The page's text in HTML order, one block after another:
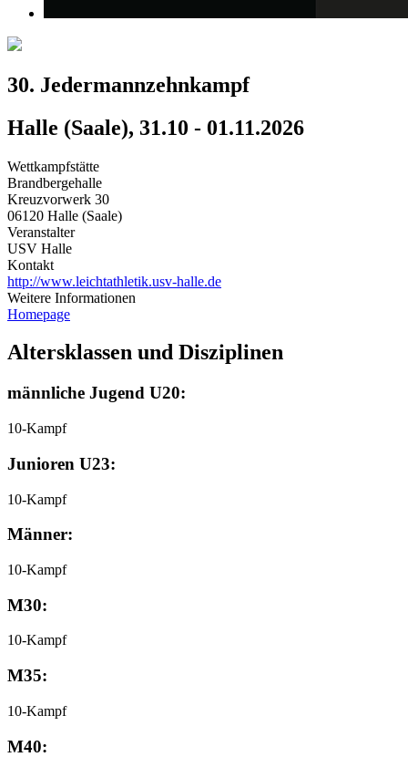
30. Jedermannzehnkampf
Halle (Saale), 31.10 - 01.11.2026
Wettkampfstätte
Brandbergehalle
Kreuzvorwerk 30
06120 Halle (Saale)
Veranstalter
USV Halle
Kontakt
http://www.leichtathletik.usv-halle.de
Weitere Informationen
Homepage
Altersklassen und Disziplinen
männliche Jugend U20:
10-Kampf
Junioren U23:
10-Kampf
Männer:
10-Kampf
M30:
10-Kampf
M35:
10-Kampf
M40: